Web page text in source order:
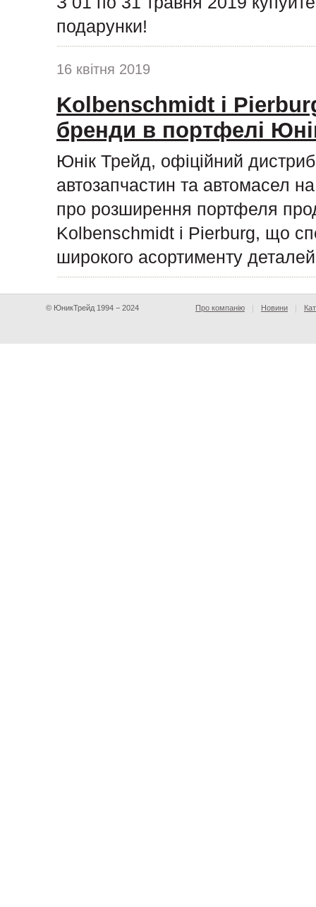
подарунки!
16 квітня 2019
Kolbenschmidt і
бренди в портфелі
Юнік Трейд, офіційний
автозапчастин та автомасел
про розширення портфеля
Kolbenschmidt і Pierburg, що
широкого асортименту
© ЮникТрейд 1994 − 2024 Про компанію Новини